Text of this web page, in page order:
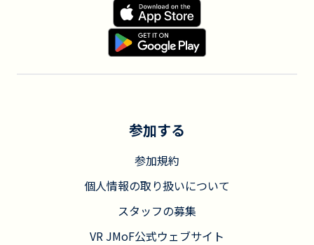
参加する
参加規約
個人情報の取り扱いについて
スタッフの募集
VR JMoF公式ウェブサイト